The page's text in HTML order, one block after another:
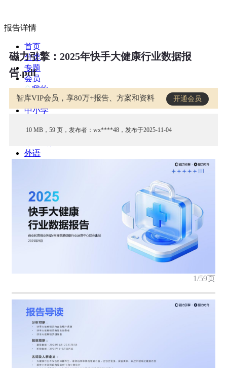
报告详情
首页
分类
专题
会员
我的
课堂
中小学
考研
外语
生活
智库
城市
金融
短视频
磁力引擎：2025年快手大健康行业数据报
告.pdf
智库VIP会员，享80万+报告、方案和资料 开通会员
10 MB，59 页，发布者：wx****48，发布于2025-11-04
1/59页